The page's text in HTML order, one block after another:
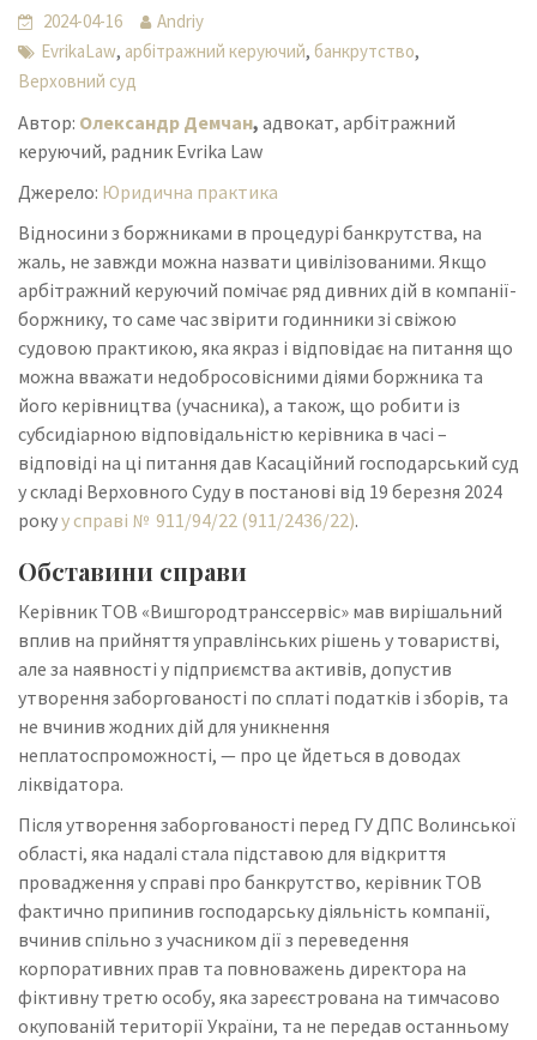
2024-04-16
Andriy
EvrikaLaw, арбітражний керуючий, банкрутство,
Верховний суд
Автор: Олександр Демчан, адвокат, арбітражний
керуючий, радник Evrika Law
Джерело: Юридична практика
Відносини з боржниками в процедурі банкрутства, на
жаль, не завжди можна назвати цивілізованими. Якщо
арбітражний керуючий помічає ряд дивних дій в компанії-
боржнику, то саме час звірити годинники зі свіжою
судовою практикою, яка якраз і відповідає на питання що
можна вважати недобросовісними діями боржника та
його керівництва (учасника), а також, що робити із
субсидіарною відповідальністю керівника в часі –
відповіді на ці питання дав Касаційний господарський суд
у складі Верховного Суду в постанові від 19 березня 2024
рокуу справі № 911/94/22 (911/2436/22).
Обставини справи
Керівник ТОВ «Вишгородтранссервіс» мав вирішальний
вплив на прийняття управлінських рішень у товаристві,
але за наявності у підприємства активів, допустив
утворення заборгованості по сплаті податків і зборів, та
не вчинив жодних дій для уникнення
неплатоспроможності, — про це йдеться в доводах
ліквідатора.
Після утворення заборгованості перед ГУ ДПС Волинської
області, яка надалі стала підставою для відкриття
провадження у справі про банкрутство, керівник ТОВ
фактично припинив господарську діяльність компанії,
вчинив спільно з учасником дії з переведення
корпоративних прав та повноважень директора на
фіктивну третю особу, яка зареєстрована на тимчасово
окупованій території України, та не передав останньому